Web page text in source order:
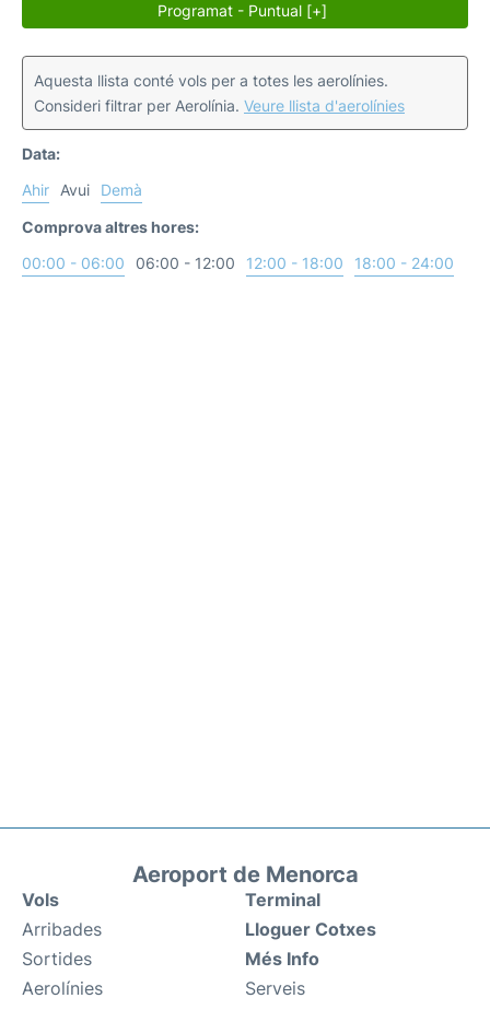
Programat - Puntual [+]
Aquesta llista conté vols per a totes les aerolínies.
Consideri filtrar per Aerolínia. Veure llista d'aerolínies
Data:
Ahir
Avui
Demà
Comprova altres hores:
00:00 - 06:00
06:00 - 12:00 12:00 - 18:00 18:00 - 24:00
Aeroport de Menorca
Vols
Arribades
Sortides
Aerolínies
Terminal
Lloguer Cotxes
Més Info
Serveis